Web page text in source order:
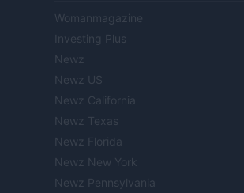
Womanmagazine
Investing Plus
Newz
Newz US
Newz California
Newz Texas
Newz Florida
Newz New York
Newz Pennsylvania